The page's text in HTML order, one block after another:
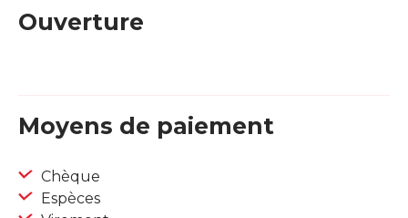
Ouverture
Moyens de paiement
Chèque
Espèces